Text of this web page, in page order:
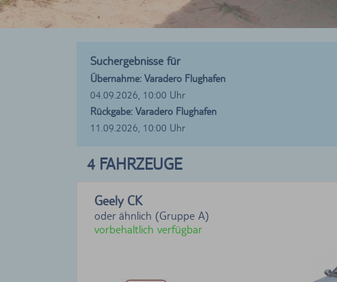
Suchergebnisse für
Übernahme: Varadero Flughafen
04.09.2026, 10:00 Uhr
Rückgabe: Varadero Flughafen
11.09.2026, 10:00 Uhr
4 FAHRZEUGE
Geely CK
oder ähnlich (Gruppe A)
vorbehaltlich verfügbar